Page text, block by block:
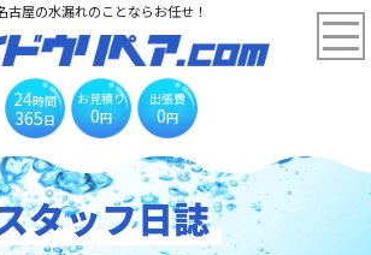
屋の水漏れのことならお任せ！
24時間
365日
お見積り
0円
出張費
0円
タッフ日誌